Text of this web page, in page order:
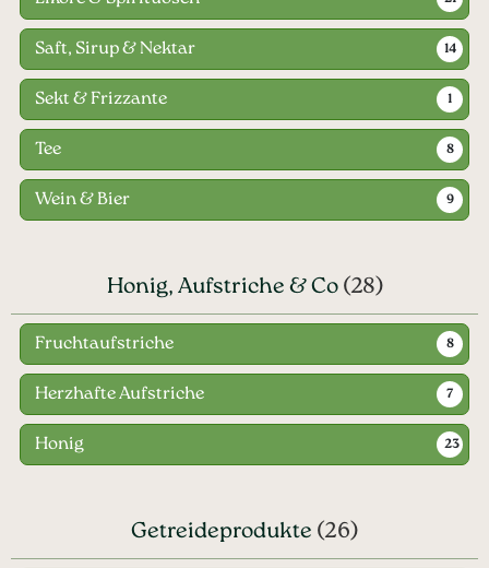
Saft, Sirup & Nektar 14
Sekt & Frizzante 1
Tee 8
Wein & Bier 9
Honig, Aufstriche & Co (28)
Fruchtaufstriche 8
Herzhafte Aufstriche 7
Honig 23
Getreideprodukte (26)